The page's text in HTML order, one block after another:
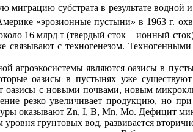
миграцию субстрата в результате
«эрозионные пустыни» в 1963 г.
16 млрд т (твердый сток + ионный
связывают стехногенезом.
агроэкосистемыявляются оазисы в
оазисы в пустынях уже
оазисы с новыми почвами, новым
резко увеличивает продукцию, но
оказывают Zn, I, В, Мn, Мо. Дефицит
грунтовых вод, развивается